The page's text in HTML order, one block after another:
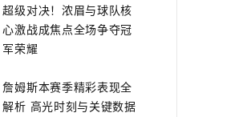
超级对决！浓眉与球队核
心激战成焦点全场争夺冠
军荣耀
詹姆斯本赛季精彩表现全
解析 高光时刻与关键数据